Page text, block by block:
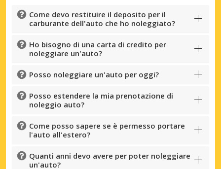
Come devo restituire il deposito per il
carburante dell'auto che ho noleggiato?
Ho bisogno di una carta di credito per
noleggiare un'auto?
Posso noleggiare un'auto per oggi?
Posso estendere la mia prenotazione di
noleggio auto?
Come posso sapere se è permesso portare
l'auto all'estero?
Quanti anni devo avere per poter noleggiare
un'auto?